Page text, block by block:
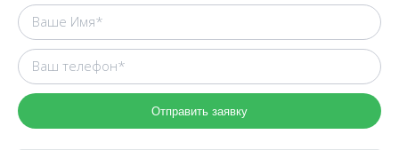
Отправить заявку